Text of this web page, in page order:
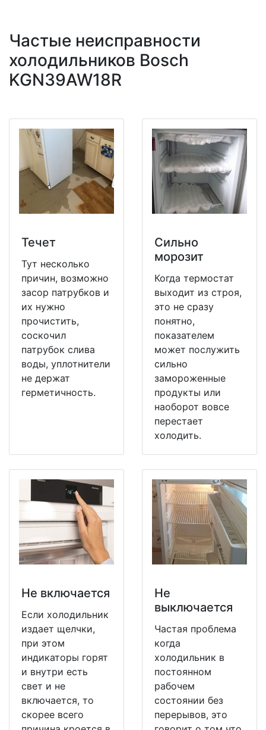
Частые неисправности
холодильников Bosch
KGN39AW18R
Течет
Тут несколько
причин, возможно
засор патрубков и
их нужно
прочистить,
соскочил
патрубок слива
воды, уплотнители
не держат
герметичность.
Сильно
морозит
Когда термостат
выходит из строя,
это не сразу
понятно,
показателем
может послужить
сильно
замороженные
продукты или
наоборот вовсе
перестает
холодить.
Не включается
Если холодильник
издает щелчки,
при этом
индикаторы горят
и внутри есть
свет и не
включается, то
скорее всего
Не
выключается
Частая проблема
когда
холодильник в
постоянном
рабочем
состоянии без
перерывов, это